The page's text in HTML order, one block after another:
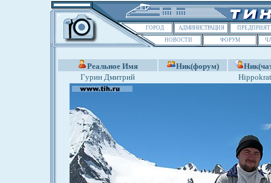
ГОРОД АДМИНИСТРАЦИЯ
НОВОСТИ
ФОРУМ
Реальное Имя Ник(форум)
Гурин Дмитрий
Hippokrat